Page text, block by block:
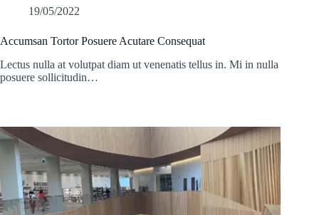
19/05/2022
Accumsan Tortor Posuere Acutare Consequat
Lectus nulla at volutpat diam ut venenatis tellus in. Mi in nulla
posuere sollicitudin…